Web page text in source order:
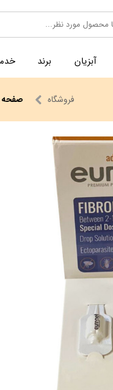
آبزیان برند
فروشگاه